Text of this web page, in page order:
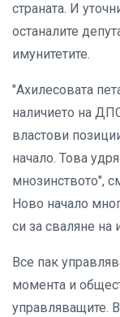
страната. И
останалите
имунитетите.
"Ахилесовата
наличието на
властови
начало. Това
мнозинството",
Ново начало
си за сваляне на
Все пак
момента и
управляващите.